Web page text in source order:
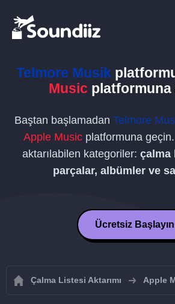
Telmore Musik
Music platformuna
Baştan başlamadan Telmore
Apple Musicplatformuna geçin.
aktarılabilen kategoriler: çalma
parçalar, albümler ve
Ücretsiz Başlayın
Çalma Listesi Aktarımı Apple